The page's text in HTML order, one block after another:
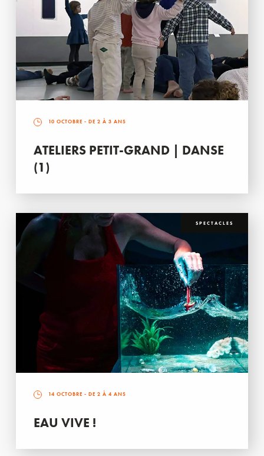
10 OCTOBRE - DE 2 À 3 ANS
ATELIERS PETIT-GRAND | DANSE
(1)
SPECTACLES
14 OCTOBRE - DE 2 À 4 ANS
EAU VIVE !